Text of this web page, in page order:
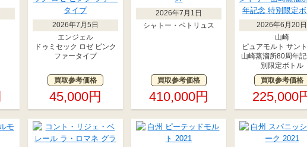
2026年7月5日
エンジェル
ドゥミセック ロゼ ピンク
ファータイプ
買取参考価格
45,000円
2026年7月1日
シャトー・ペトリュス
買取参考価格
410,000円
2026年6月20日
山崎
ピュアモルト サン
山崎蒸溜所80周年
別限定ボトル
買取参考価格
225,000